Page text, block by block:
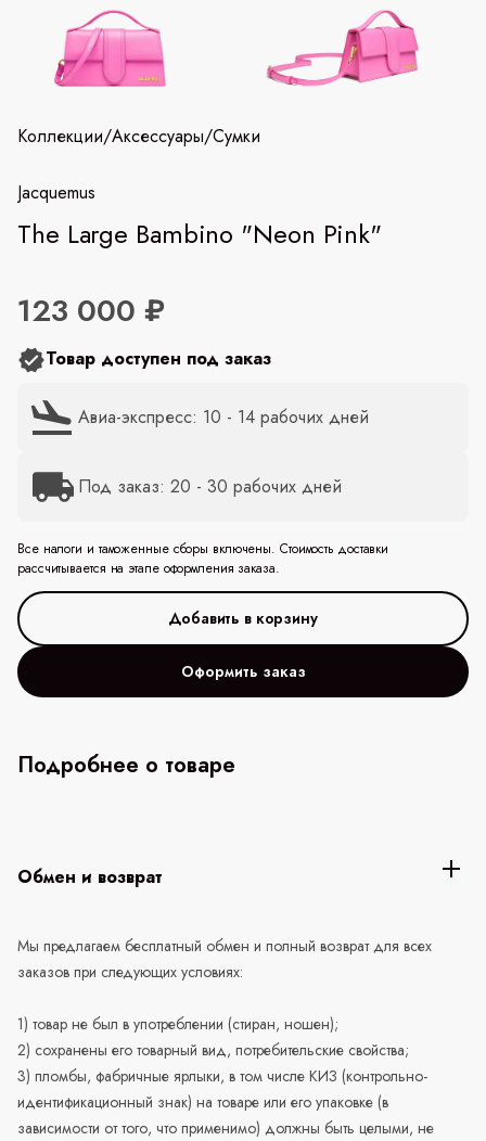
Коллекции/Аксессуары/Сумки
Jacquemus
The Large Bambino "Neon Pink"
123 000 ₽
Товар доступен под заказ
Авиа-экспресс: 10 - 14 рабочих дней
Под заказ: 20 - 30 рабочих дней
Все налоги и таможенные сборы включены. Стоимость доставки
рассчитывается на этапе оформления заказа.
Оформить заказ
Подробнее о товаре
Обмен и возврат
Мы предлагаем бесплатный обмен и полный возврат для всех
заказов при следующих условиях:
1) товар не был в употреблении (стиран, ношен);
2) сохранены его товарный вид, потребительские свойства;
3) пломбы, фабричные ярлыки, в том числе КИЗ (контрольно-
идентификационный знак) на товаре или его упаковке (в
зависимости от того, что применимо) должны быть целыми, не